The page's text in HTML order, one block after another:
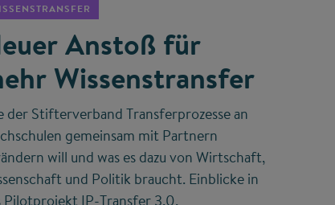
Anstoß für
Wissenstransfer
der Stifterverband Transferprozesse an
gemeinsam mit Partnern
will und was es dazu von Wirtschaft,
und Politik braucht. Einblicke in
Pilotprojekt IP-Transfer 3.0.